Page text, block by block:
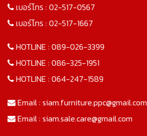
เบอร์โทร : 02-517-0567
เบอร์โทร : 02-517-1667
HOTLINE : 089-026-3399
HOTLINE : 086-325-1951
HOTLINE : 064-247-1589
Email : siam.furniture.ppc@gmail.com
Email : siam.sale.care@gmail.com